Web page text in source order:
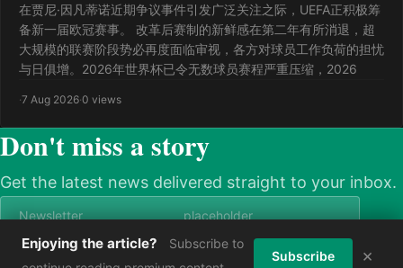
在贾尼·因凡蒂诺近期争议事件引发广泛关注之际，UEFA正积极筹
备新一届欧冠赛事。 改革后赛制的新鲜感在第二年有所消退，超
大规模的联赛阶段势必再度面临审视，各方对球员工作负荷的担忧
与日俱增。2026年世界杯已令无数球员赛程严重压缩，2026
·7 Aug 2026·0 views
Don't miss a story
Get the latest news delivered straight to your inbox.
Subscribe now
Enjoying the article?
Subscribe to
Subscribe ×